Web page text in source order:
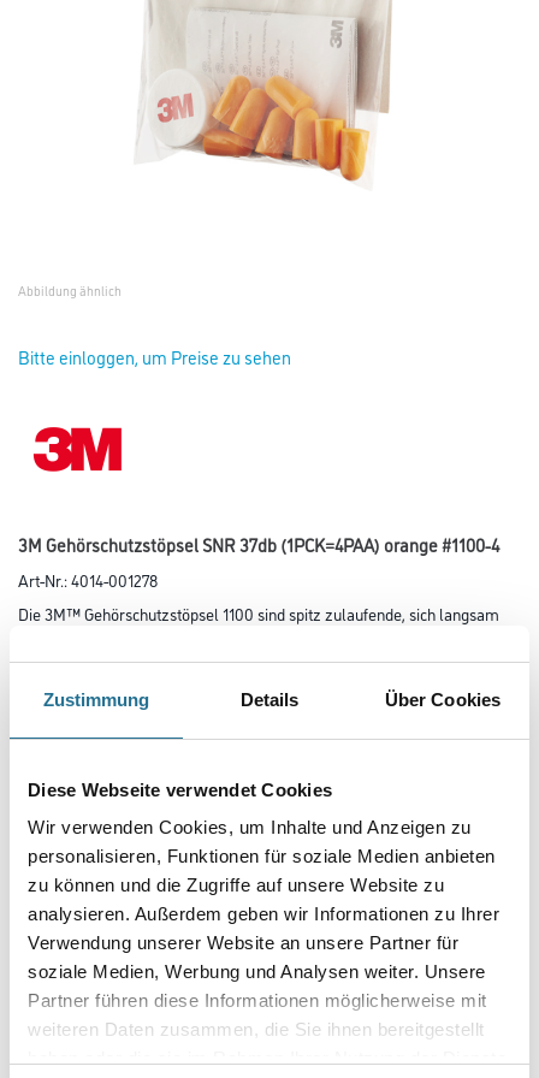
Zustimmung Details Über Cookies
Diese Webseite verwendet Cookies
Wir verwenden Cookies, um Inhalte und Anzeigen zu
personalisieren, Funktionen für soziale Medien anbieten
zu können und die Zugriffe auf unsere Website zu
analysieren. Außerdem geben wir Informationen zu Ihrer
Verwendung unserer Website an unsere Partner für
soziale Medien, Werbung und Analysen weiter. Unsere
Partner führen diese Informationen möglicherweise mit
weiteren Daten zusammen, die Sie ihnen bereitgestellt
Abbildung ähnlich
Bitte einloggen, um Preise zu sehen
3M Gehörschutzstöpsel SNR 37db (1PCK=4PAA) orange #1100-4
Art-Nr.:4014-001278
Die 3M™ Gehörschutzstöpsel 1100 sind spitz zulaufende, sich langsam
Polyurethanschaumstoff. Diese Einweg-Gehörschutzstöpsel sind sehr
Farbtonbezeichnung
Umrechnungsfaktoren